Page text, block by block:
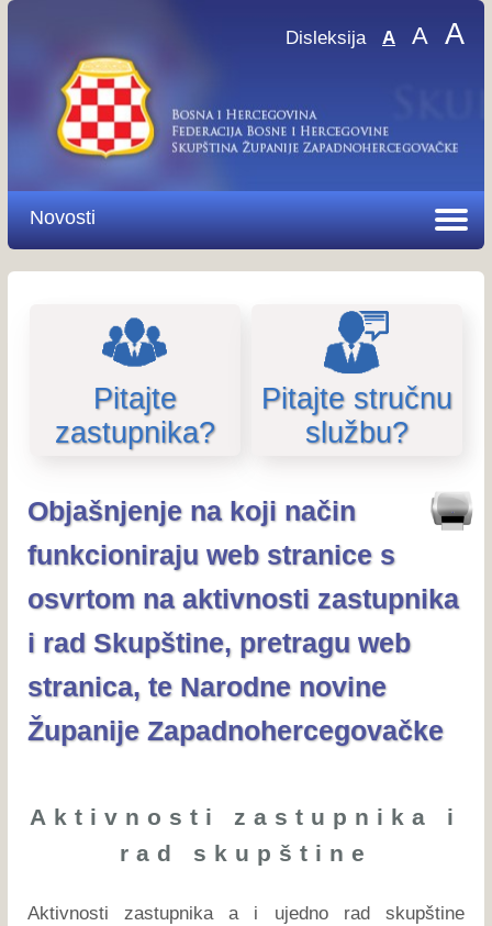
Disleksija A A A
Novosti
Pitajte
zastupnika?
Pitajte stručnu
službu?
Objašnjenje na koji način
funkcioniraju web stranice s
osvrtom na aktivnosti zastupnika
i rad Skupštine, pretragu web
stranica, te Narodne novine
Županije Zapadnohercegovačke
Aktivnosti zastupnika i
rad skupštine
Aktivnosti zastupnika a i ujedno rad skupštine